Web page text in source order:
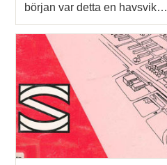
början var detta en havsvik…